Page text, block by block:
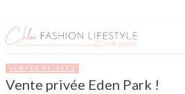
VENTES PRIVÉES
Vente privée Eden Park !